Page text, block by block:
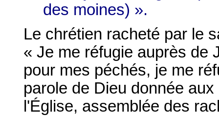
des moines) ».
Le chrétien racheté par le
« Je me réfugie auprès de
pour mes péchés, je me
parole de Dieu donnée
l'Église, assemblée des